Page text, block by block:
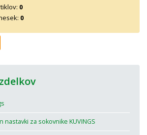
0
0
nastavki za sokovnike KUVINGS